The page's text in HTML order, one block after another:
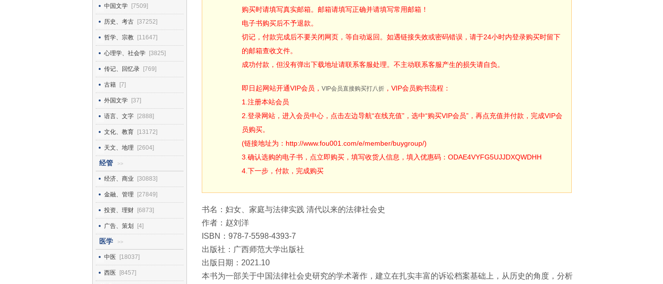
中国文学 [7509]
历史、考古 [37252]
哲学、宗教 [11647]
心理学、社会学 [3825]
传记、回忆录 [769]
古籍 [7]
外国文学 [37]
语言、文字 [2888]
文化、教育 [13172]
天文、地理 [2604]
经管 >>
经济、商业 [30883]
金融、管理 [27849]
投资、理财 [6873]
广告、策划 [4]
医学 >>
中医 [18037]
西医 [8457]
购买时请填写真实邮箱。邮箱请填写正确并请填写常用邮箱！
电子书购买后不予退款。
切记，付款完成后不要关闭网页，等自动返回。如遇链接失效或密码错误，请于24小时内登录购买时留下
的邮箱查收文件。
成功付款，但没有弹出下载地址请联系客服处理。不主动联系客服产生的损失请自负。
即日起网站开通VIP会员， VIP会员直接购买打八折 ，VIP会员购书流程：
1.注册本站会员
2.登录网站，进入会员中心，点击左边导航“在线充值”，选中“购买VIP会员”，再点充值并付款，完成VIP会
员购买。
(链接地址为：http://www.fou001.com/e/member/buygroup/)
3.确认选购的电子书，点立即购买，填写收货人信息，填入优惠码：ODAE4VYFG5UJJDXQWDHH
4.下一步，付款，完成购买
书名：妇女、家庭与法律实践 清代以来的法律社会史
作者：赵刘洋
ISBN：978-7-5598-4393-7
出版社：广西师范大学出版社
出版日期：2021.10
本书为一部关于中国法律社会史研究的学术著作，建立在扎实丰富的诉讼档案基础上，从历史的角度，分析